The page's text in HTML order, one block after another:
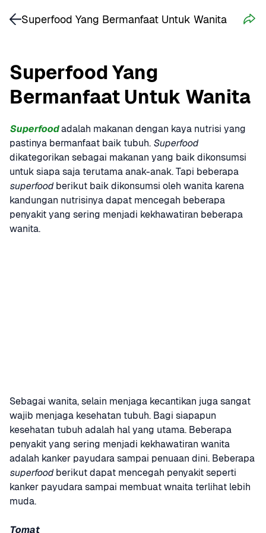
Superfood Yang
Bermanfaat Untuk Wanita
Superfood adalah makanan dengan kaya nutrisi yang
pastinya bermanfaat baik tubuh. Superfood
dikategorikan sebagai makanan yang baik dikonsumsi
superfood berikut baik dikonsumsi oleh wanita karena
kandungan nutrisinya dapat mencegah beberapa
penyakit yang sering menjadi kekhawatiran beberapa
wanita.
Sebagai wanita, selain menjaga kecantikan juga sangat
wajib menjaga kesehatan tubuh. Bagi siapapun
kesehatan tubuh adalah hal yang utama. Beberapa
penyakit yang sering menjadi kekhawatiran wanita
superfood berikut dapat mencegah penyakit seperti
kanker payudara sampai membuat wnaita terlihat lebih
muda.
Tomat
Superfood Yang Bermanfaat Untuk Wanita